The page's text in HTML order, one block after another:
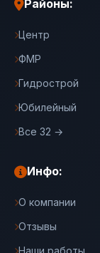
Районы:
Центр
ФМР
Гидрострой
Юбилейный
Все 32 →
Инфо:
О компании
Отзывы
Наши работы